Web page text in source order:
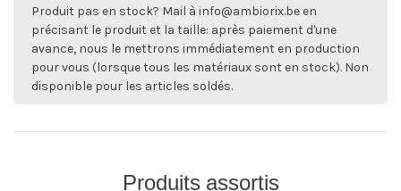
Produit pas en stock? Mail à info@ambiorix.be en
précisant le produit et la taille: après paiement d'une
avance, nous le mettrons immédiatement en production
pour vous (lorsque tous les matériaux sont en stock). Non
disponible pour les articles soldés.